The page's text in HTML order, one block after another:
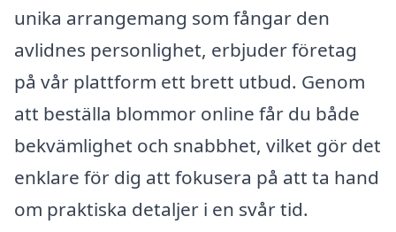
unika arrangemang som fångar den
avlidnes personlighet, erbjuder företag
på vår plattform ett brett utbud. Genom
att beställa blommor online får du både
bekvämlighet och snabbhet, vilket gör det
enklare för dig att fokusera på att ta hand
om praktiska detaljer i en svår tid.